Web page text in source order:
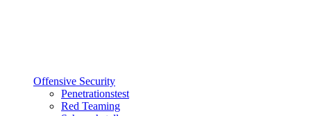
Offensive Security
Penetrationstest
Red Teaming